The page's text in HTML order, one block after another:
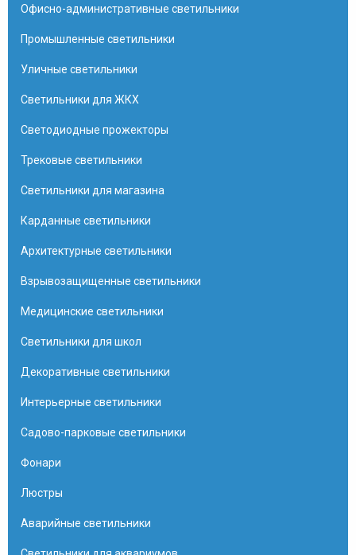
Офисно-административные светильники
Промышленные светильники
Уличные светильники
Светильники для ЖКХ
Светодиодные прожекторы
Трековые светильники
Светильники для магазина
Карданные светильники
Архитектурные светильники
Взрывозащищенные светильники
Медицинские светильники
Светильники для школ
Декоративные светильники
Интерьерные светильники
Садово-парковые светильники
Фонари
Люстры
Аварийные светильники